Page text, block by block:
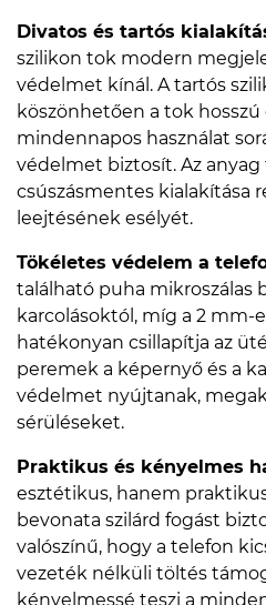
Divatos és tartós
szilikon tok modern
védelmet kínál. A tartós
köszönhetően a tok
mindennapos használat
védelmet biztosít. Az
csúszásmentes kialakítása
leejtésének esélyét.
Tökéletes védelem a
található puha mikroszálas
karcolásoktól, míg a 2 mm-
hatékonyan csillapítja az
peremek a képernyő és a
védelmet nyújtanak,
sérüléseket.
Praktikus és kényelmes
esztétikus, hanem
bevonata szilárd fogást
valószínű, hogy a telefon
vezeték nélküli töltés
kényelmessé teszi a